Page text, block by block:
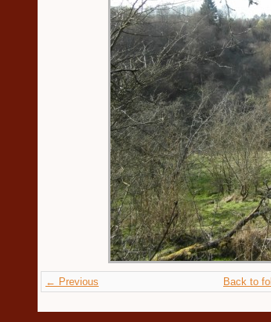
← Previous Back to